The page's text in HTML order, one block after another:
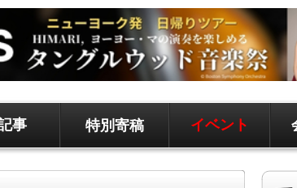
事 特別寄稿 イベント
など
は毎日更新、求人、クラシファイドは